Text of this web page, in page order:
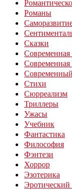
Романы
Сказки
Современная
Современная
Стихи
Сюрреализм
Триллеры
Ужасы
Учебник
Фантастика
Философия
Фэнтези
Хоррор
Эзотерика
Эротический